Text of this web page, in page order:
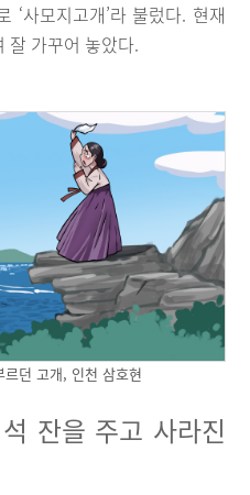
사모지고개’라 불렀다. 현재
잘 가꾸어 놓았다.
던 고개, 인천 삼호현
잔을 주고 사라진